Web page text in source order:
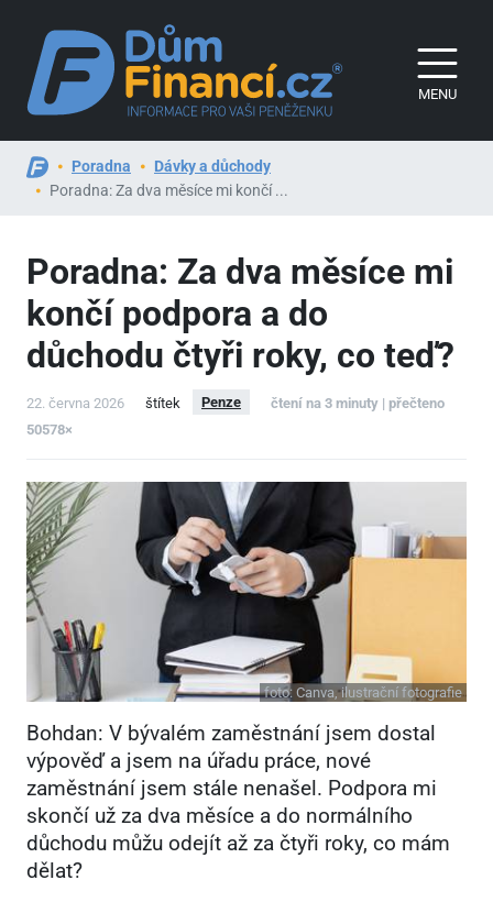
MENU
Poradna
Dávky a důchody
Poradna: Za dva měsíce mi končí ...
Poradna: Za dva měsíce mi
končí podpora a do
důchodu čtyři roky, co teď?
22. června 2026 štítek Penze
čtení na 3 minuty | přečteno
50578×
foto: Canva, ilustrační fotografie
Bohdan: V bývalém zaměstnání jsem dostal
výpověď a jsem na úřadu práce, nové
zaměstnání jsem stále nenašel. Podpora mi
skončí už za dva měsíce a do normálního
důchodu můžu odejít až za čtyři roky, co mám
dělat?